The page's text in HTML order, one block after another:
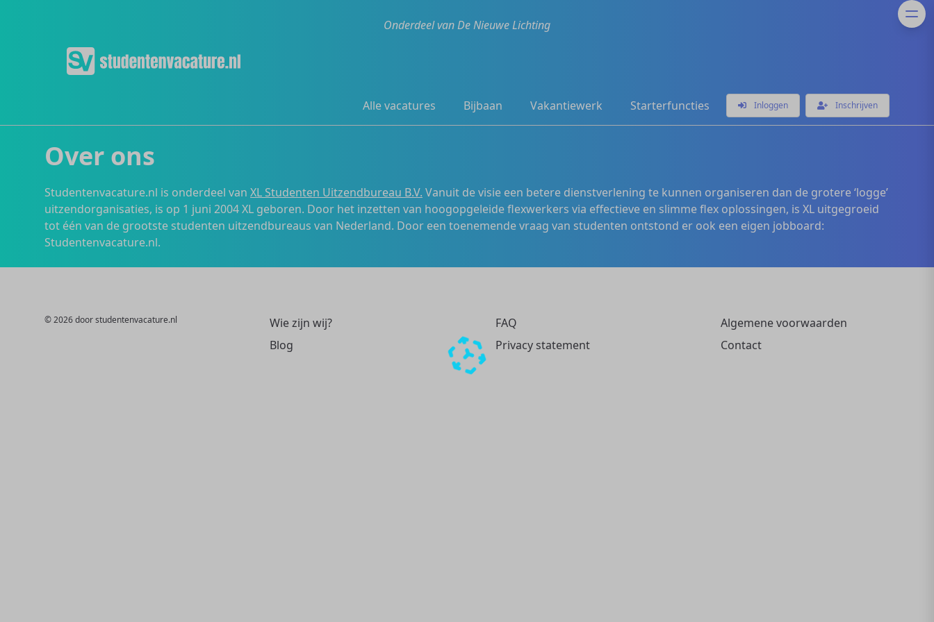
Onderdeel van De Nieuwe Lichting
Alle vacatures Bijbaan Vakantiewerk Starterfuncties Inloggen Inschrijven
Over ons
Studentenvacature.nl is onderdeel van XL Studenten Uitzendbureau B.V. Vanuit de visie een betere dienstverlening te kunnen organiseren dan de grotere ‘logge’
uitzendorganisaties, is op 1 juni 2004 XL geboren. Door het inzetten van hoogopgeleide flexwerkers via effectieve en slimme flex oplossingen, is XL uitgegroeid
tot één van de grootste studenten uitzendbureaus van Nederland. Door een toenemende vraag van studenten ontstond er ook een eigen jobboard:
Studentenvacature.nl.
© 2026 door studentenvacature.nl
Wie zijn wij?
Blog
FAQ
Privacy statement
Algemene voorwaarden
Contact